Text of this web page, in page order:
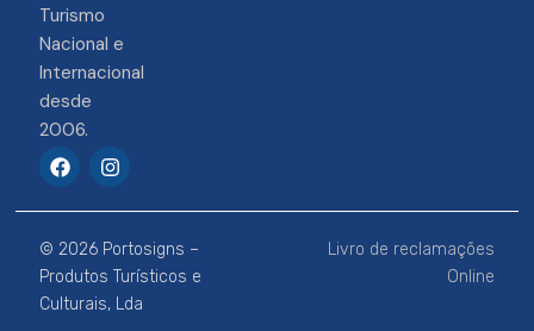
Turismo
Nacional e
Internacional
desde
2006.
F
a
e
b
o
o
k
I
n
t
a
g
r
a
m
© 2026 Portosigns –
Produtos Turísticos e
Culturais, Lda
Livro de reclamações
Online